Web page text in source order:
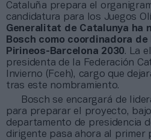
Cataluña prepara el
candidatura para los Juegos
Generalitat de Catalunya ha
Bosch como coordinadora
Pirineos-Barcelona 2030. La
presidenta de la Federación
Invierno (Fceh), cargo que
tras este nombramiento.
Bosch se encargará de
para preparar el proyecto,
departamento de presidencia
dirigente pasa ahora al primer